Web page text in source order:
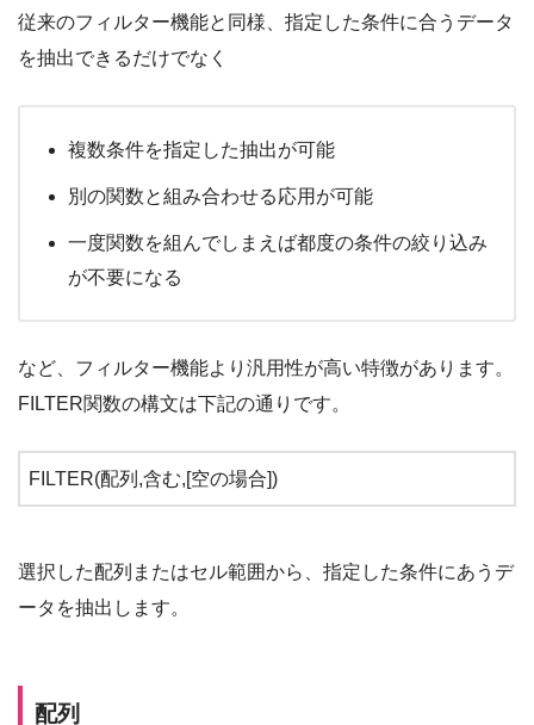
従来のフィルター機能と同様、指定した条件に合うデータ
を抽出できるだけでなく
複数条件を指定した抽出が可能
別の関数と組み合わせる応用が可能
一度関数を組んでしまえば都度の条件の絞り込み
が不要になる
など、フィルター機能より汎用性が高い特徴があります。
FILTER関数の構文は下記の通りです。
FILTER(配列,含む,[空の場合])
選択した配列またはセル範囲から、指定した条件にあうデ
ータを抽出します。
配列